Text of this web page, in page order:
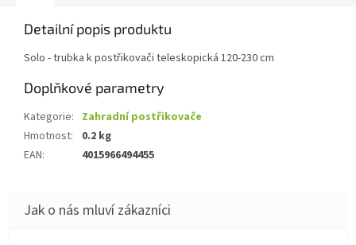
Detailní popis produktu
Solo - trubka k postřikovači teleskopická 120-230 cm
Doplňkové parametry
Kategorie: Zahradní postřikovače
Hmotnost:
0.2 kg
EAN: 4015966494455